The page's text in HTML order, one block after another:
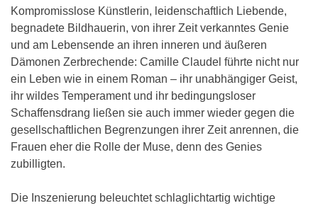
Kompromisslose Künstlerin, leidenschaftlich Liebende,
begnadete Bildhauerin, von ihrer Zeit verkanntes Genie
und am Lebensende an ihren inneren und äußeren
Dämonen Zerbrechende: Camille Claudel führte nicht nur
ein Leben wie in einem Roman – ihr unabhängiger Geist,
ihr wildes Temperament und ihr bedingungsloser
Schaffensdrang ließen sie auch immer wieder gegen die
gesellschaftlichen Begrenzungen ihrer Zeit anrennen, die
Frauen eher die Rolle der Muse, denn des Genies
zubilligten.
Die Inszenierung beleuchtet schlaglichtartig wichtige